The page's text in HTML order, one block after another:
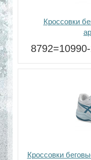
Кроссовки
Кроссовки